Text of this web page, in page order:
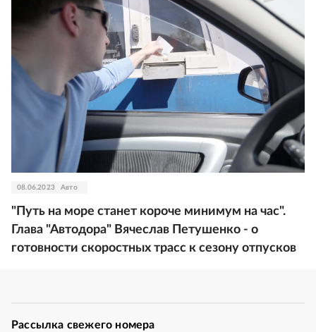
08.06.2023 Авто
"Путь на море станет короче минимум на час".
Глава "Автодора" Вячеслав Петушенко - о
готовности скоростных трасс к сезону отпусков
Рассылка свежего номера